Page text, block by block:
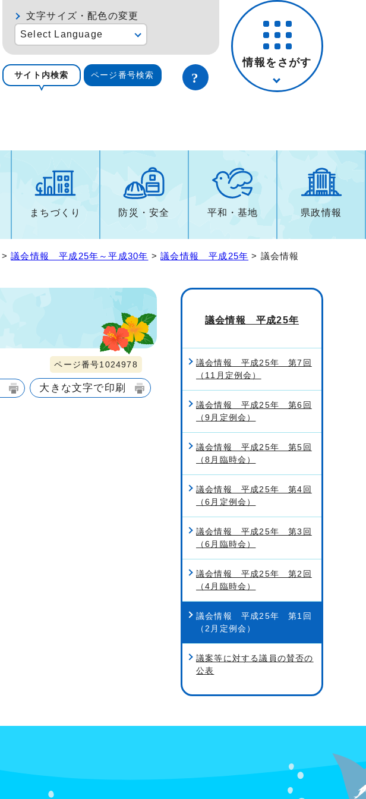
文字サイズ・配色の変更
Select Language
サイト内検索 ページ番号検索
情報をさがす
まちづくり 防災・安全 平和・基地 県政情報
>議会情報 平成25年～平成30年 >議会情報 平成25年 > 議会情報
ページ番号1024978
大きな文字で印刷
議会情報 平成25年
議会情報 平成25年 第7回
（11月定例会）
議会情報 平成25年 第6回
（9月定例会）
議会情報 平成25年 第5回
（8月臨時会）
議会情報 平成25年 第4回
（6月定例会）
議会情報 平成25年 第3回
（6月臨時会）
議会情報 平成25年 第2回
（4月臨時会）
議会情報 平成25年 第1回
（2月定例会）
議案等に対する議員の賛否の
公表